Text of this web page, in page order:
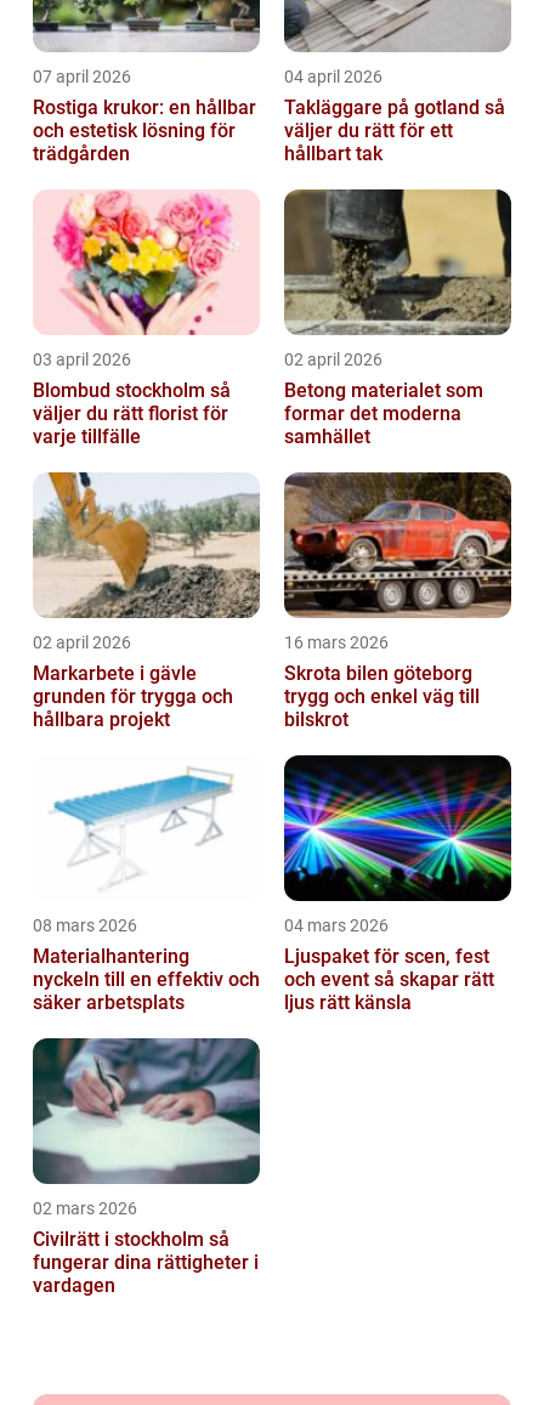
07 april 2026
Rostiga krukor: en hållbar
och estetisk lösning för
trädgården
04 april 2026
Takläggare på gotland så
väljer du rätt för ett
hållbart tak
03 april 2026
Blombud stockholm så
väljer du rätt florist för
varje tillfälle
02 april 2026
Betong materialet som
formar det moderna
samhället
02 april 2026
Markarbete i gävle
grunden för trygga och
hållbara projekt
16 mars 2026
Skrota bilen göteborg
trygg och enkel väg till
bilskrot
08 mars 2026
Materialhantering
nyckeln till en effektiv och
säker arbetsplats
04 mars 2026
Ljuspaket för scen, fest
och event så skapar rätt
ljus rätt känsla
02 mars 2026
Civilrätt i stockholm så
fungerar dina rättigheter i
vardagen